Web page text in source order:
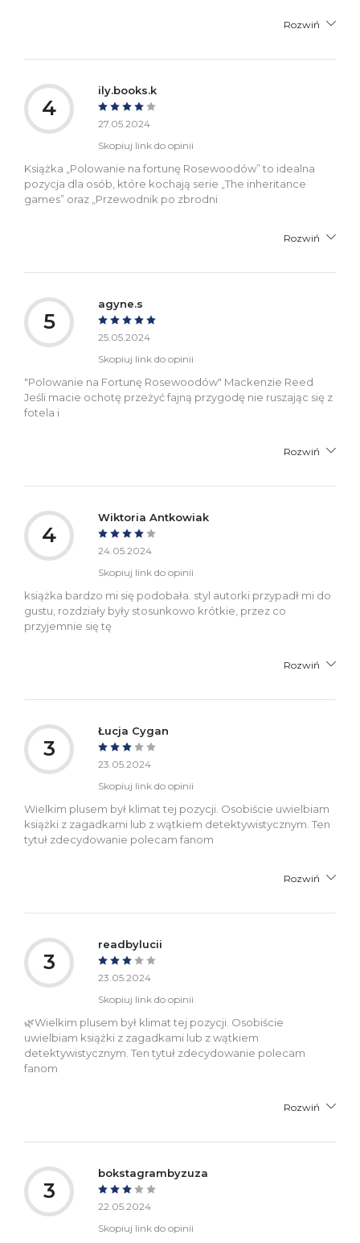
Rozwiń
4
ily.books.k
27.05.2024
Skopiuj link do opinii
Książka „Polowanie na fortunę Rosewoodów” to idealna
pozycja dla osób, które kochają serie „The inheritance
games” oraz „Przewodnik po zbrodni
Rozwiń
5
agyne.s
25.05.2024
Skopiuj link do opinii
"Polowanie na Fortunę Rosewoodów" Mackenzie Reed
Jeśli macie ochotę przeżyć fajną przygodę nie ruszając się z
fotela i
Rozwiń
4
Wiktoria Antkowiak
24.05.2024
Skopiuj link do opinii
książka bardzo mi się podobała. styl autorki przypadł mi do
gustu, rozdziały były stosunkowo krótkie, przez co
przyjemnie się tę
Rozwiń
3
Łucja Cygan
23.05.2024
Skopiuj link do opinii
Wielkim plusem był klimat tej pozycji. Osobiście uwielbiam
książki z zagadkami lub z wątkiem detektywistycznym. Ten
tytuł zdecydowanie polecam fanom
Rozwiń
3
readbylucii
23.05.2024
Skopiuj link do opinii
🌿Wielkim plusem był klimat tej pozycji. Osobiście
uwielbiam książki z zagadkami lub z wątkiem
detektywistycznym. Ten tytuł zdecydowanie polecam
fanom
Rozwiń
3
bokstagrambyzuza
22.05.2024
Skopiuj link do opinii